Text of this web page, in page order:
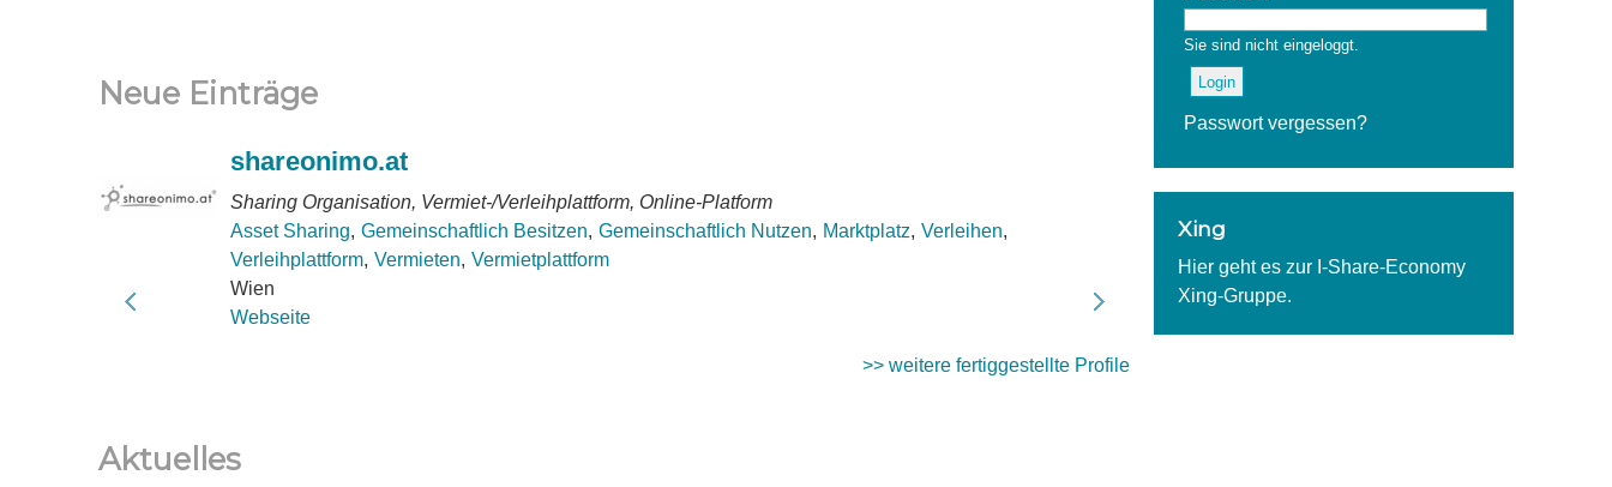
Neue Einträge
shareonimo.at
Sharing Organisation, Vermiet-/Verleihplattform, Online-Platform
Asset Sharing Gemeinschaftlich Besitzen Gemeinschaftlich Nutzen Marktplatz Verleihen
Verleihplattform Vermieten Vermietplattform
Wien
Webseite
ZIMMER Working in
Wien
Webseite
>> weitere fertiggestellte Profile
Aktuelles
Sie sind nicht eingeloggt.
Login
Passwort vergessen?
Xing
Hier geht es zur I-Share-Economy
Xing-Gruppe.